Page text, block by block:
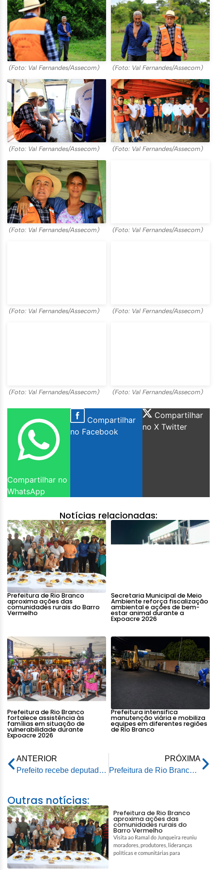
(Foto: Val Fernandes/Assecom) (Foto: Val Fernandes/Assecom)
(Foto: Val Fernandes/Assecom) (Foto: Val Fernandes/Assecom)
(Foto: Val Fernandes/Assecom) (Foto: Val Fernandes/Assecom)
(Foto: Val Fernandes/Assecom) (Foto: Val Fernandes/Assecom)
(Foto: Val Fernandes/Assecom) (Foto: Val Fernandes/Assecom)
Compartilhar no
WhatsApp
Compartilhar
no Facebook
Compartilhar
no X Twitter
Notícias relacionadas:
Prefeitura de Rio Branco
aproxima ações das
comunidades rurais do Barro
Vermelho
Secretaria Municipal de Meio
Ambiente reforça fiscalização
ambiental e ações de bem-
estar animal durante a
Expoacre 2026
Prefeitura de Rio Branco
fortalece assistência às
famílias em situação de
vulnerabilidade durante
Expoacre 2026
Prefeitura intensifica
manutenção viária e mobiliza
equipes em diferentes regiões
de Rio Branco
ANTERIOR
Prefeito recebe deputado federal Ulisses e equipe idealizadora da “Corrida Azul”
PRÓXIMA
Prefeitura de Rio Branco anuncia Uraps que abrirão até às 22h
Outras notícias:
Prefeitura de Rio Branco
aproxima ações das
comunidades rurais do
Barro Vermelho
Visita ao Ramal do Junqueira reuniu
moradores, produtores, lideranças
políticas e comunitárias para